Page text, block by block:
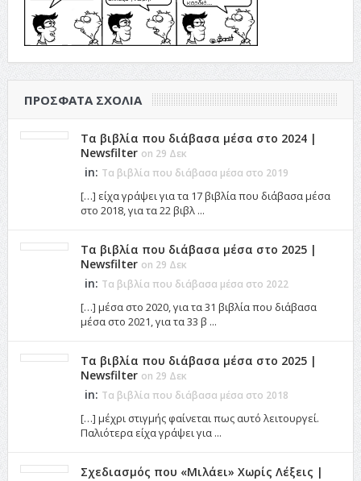
ΠΡΌΣΦΑΤΑ ΣΧΌΛΙΑ
Τα βιβλία που διάβασα μέσα στο 2024 |
Newsfilter on 29 Δεκ
in: Τα βιβλία που διάβασα μέσα στο 2019
[…] είχα γράψει για τα 17 βιβλία που διάβασα μέσα
στο 2018, για τα 22 βιβλ ...
Τα βιβλία που διάβασα μέσα στο 2025 |
Newsfilter on 29 Δεκ
in: Τα βιβλία που διάβασα μέσα στο 2022
[…] μέσα στο 2020, για τα 31 βιβλία που διάβασα
μέσα στο 2021, για τα 33 β ...
Τα βιβλία που διάβασα μέσα στο 2025 |
Newsfilter on 29 Δεκ
in: Τα βιβλία που διάβασα μέσα στο 2018
[…] μέχρι στιγμής φαίνεται πως αυτό λειτουργεί.
Παλιότερα είχα γράψει για ...
Σχεδιασμός που «Μιλάει» Χωρίς Λέξεις |